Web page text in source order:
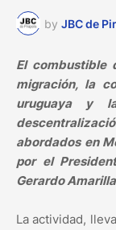
by JBC de
El combustible
migración, la
uruguaya y
abordados en
por el
Gerardo
La actividad,